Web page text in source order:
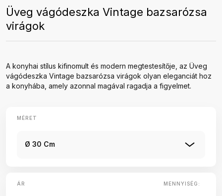
Üveg vágódeszka Vintage bazsarózsa
virágok
A konyhai stílus kifinomult és modern megtestesítője, az Üveg
vágódeszka Vintage bazsarózsa virágok olyan eleganciát hoz
a konyhába, amely azonnal magával ragadja a figyelmet.
MÉRET
Ø 30 Cm
ÁR MENNYISÉG: